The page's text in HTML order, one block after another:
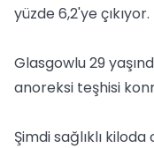
yüzde 6,2'ye çıkıyor.
Glasgowlu 29
anoreksi teşhisi
Şimdi sağlıklı